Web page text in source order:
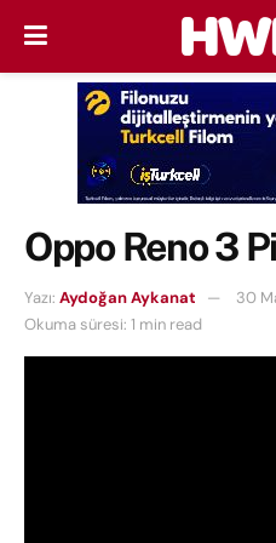
Oppo Reno 3
Yazı: Aydoğan Aykanat
30
Okuma süresi: 1 min read